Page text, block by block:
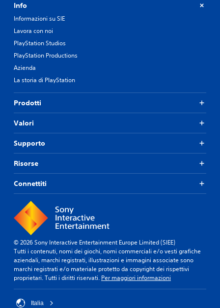
Info
Informazioni su SIE
Lavora con noi
PlayStation Studios
PlayStation Productions
Azienda
La storia di PlayStation
Prodotti
Valori
Supporto
Risorse
Connettiti
© 2026 Sony Interactive Entertainment Europe Limited (SIEE)
Tutti i contenuti, nomi dei giochi, nomi commerciali e/o vesti grafiche
aziendali, marchi registrati, illustrazioni e immagini associate sono
marchi registrati e/o materiale protetto da copyright dei rispettivi
proprietari. Tutti i diritti riservati. Per maggiori informazioni
Italia